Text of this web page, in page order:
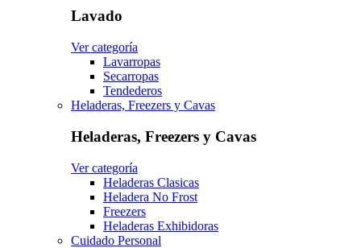
Lavado
Ver categoría
Lavarropas
Secarropas
Tendederos
Heladeras, Freezers y Cavas
Heladeras, Freezers y Cavas
Ver categoría
Heladeras Clasicas
Heladera No Frost
Freezers
Heladeras Exhibidoras
Cuidado Personal